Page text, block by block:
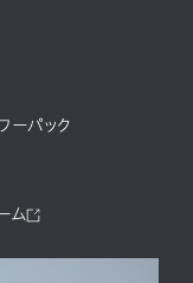
ーパック
ム